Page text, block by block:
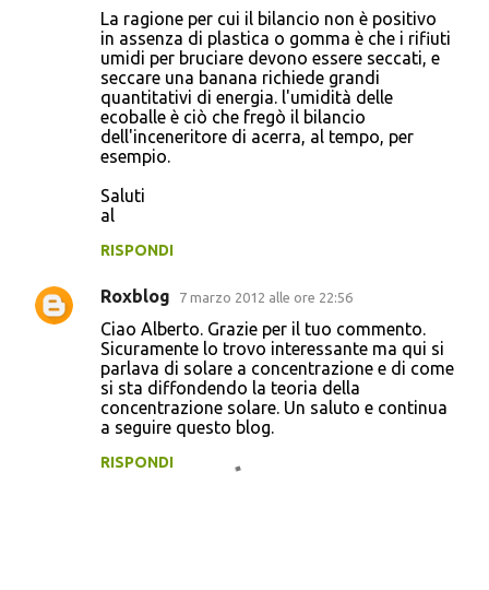
La ragione per cui il bilancio non è positivo
in assenza di plastica o gomma è che i rifiuti
umidi per bruciare devono essere seccati, e
seccare una banana richiede grandi
quantitativi di energia. l'umidità delle
ecoballe è ciò che fregò il bilancio
dell'inceneritore di acerra, al tempo, per
esempio.
Saluti
al
RISPONDI
Roxblog 7 marzo 2012 alle ore 22:56
Ciao Alberto. Grazie per il tuo commento.
Sicuramente lo trovo interessante ma qui si
parlava di solare a concentrazione e di come
si sta diffondendo la teoria della
concentrazione solare. Un saluto e continua
a seguire questo blog.
RISPONDI